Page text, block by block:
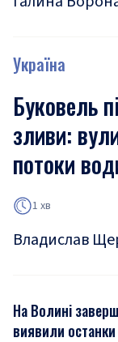
Україна
Буковель
зливи:
потоки
1 хв
Владислав
На Волині
виявили